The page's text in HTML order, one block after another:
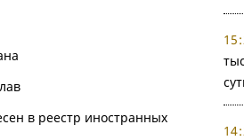
в реестр иностранных